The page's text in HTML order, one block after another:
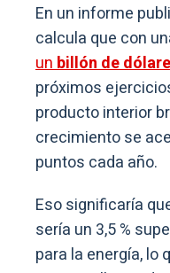
En un informe
calcula que con
unbillón de
próximos
producto interior
crecimiento se
puntos cada año.
Eso significaría
sería un 3,5 %
para la energía, lo